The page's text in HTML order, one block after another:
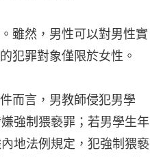
雖然，男性可以對男性實
犯罪對象僅限於女性。
而言，男教師侵犯男學
強制猥褻罪；若男學生年
地法例規定，犯強制猥褻